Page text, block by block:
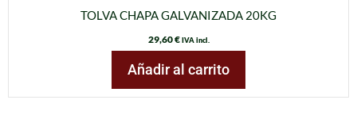
TOLVA CHAPA GALVANIZADA 20KG
29,60€ IVA incl.
Añadir al carrito